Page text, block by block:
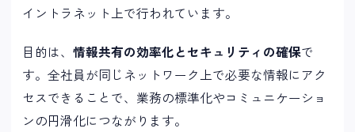
イントラネット上で行われています。
目的は、 情報共有の効率化とセキュリティの確保で
す。全社員が同じネットワーク上で必要な情報にアク
セスできることで、業務の標準化やコミュニケーショ
ンの円滑化につながります。